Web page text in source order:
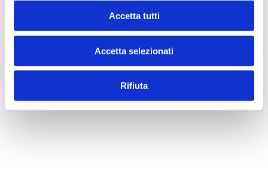
Accetta tutti
Accetta selezionati
Rifiuta